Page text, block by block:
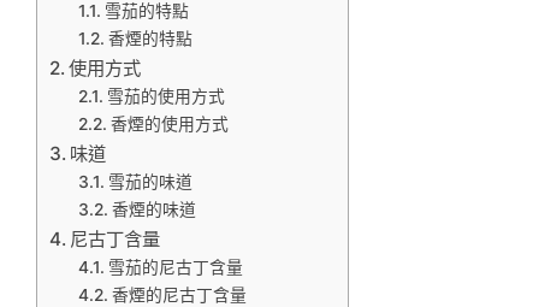
雪茄的特點
香煙的特點
使用方式
雪茄的使用方式
香煙的使用方式
味道
雪茄的味道
香煙的味道
尼古丁含量
雪茄的尼古丁含量
香煙的尼古丁含量